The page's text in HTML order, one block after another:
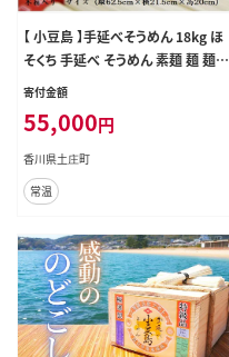
【 小豆島 】手延べそうめん 18kg ほ
そくち 手延べ そうめん 素麺 麺 麺類
大容量 たっぷり 備蓄品 国産 香川 香
寄付金額
55,000円
香川県土庄町
常温